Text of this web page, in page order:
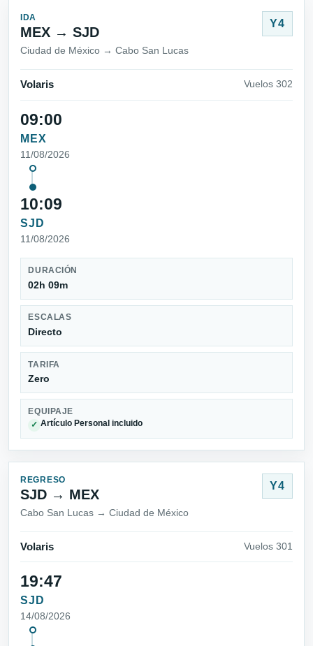
IDA
MEX → SJD
Ciudad de México → Cabo San Lucas
Y4
Volaris Vuelos 302
09:00
MEX
11/08/2026
10:09
SJD
11/08/2026
DURACIÓN
02h 09m
ESCALAS
Directo
TARIFA
Zero
EQUIPAJE
✓ Artículo Personal incluido
REGRESO
SJD → MEX
Cabo San Lucas → Ciudad de México
Y4
Volaris Vuelos 301
19:47
SJD
14/08/2026